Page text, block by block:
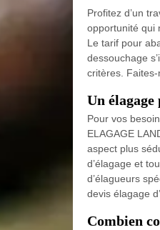
Profitez d’un
opportunité qui
Le tarif pour
dessouchage
critères. Faites-
Un
Pour vos
ELAGAGE
aspect plus
d’élagage et
d’élagueurs
devis élagage
Combien